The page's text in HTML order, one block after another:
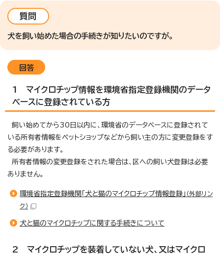
質問
犬を飼い始めた場合の手続きが知りたいのですが。
回答
1 マイクロチップ情報を環境省指定登録機関のデータ
ベースに登録されている方
飼い始めてから30日以内に、環境省のデータベースに登録されて
いる所有者情報をペットショップなどから飼い主の方に変更登録をす
る必要があります。
所有者情報の変更登録をされた場合は、区への飼い犬登録は必要
ありません。
環境省指定登録機関「犬と猫のマイクロチップ情報登録」 （外部リン
ク）
犬と猫のマイクロチップに関する手続きについて
2 マイクロチップを装着していない犬、又はマイクロ